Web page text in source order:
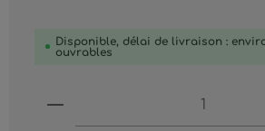
Disponible, délai de livraison :
ouvrables
Produkt Anzahl: Gib